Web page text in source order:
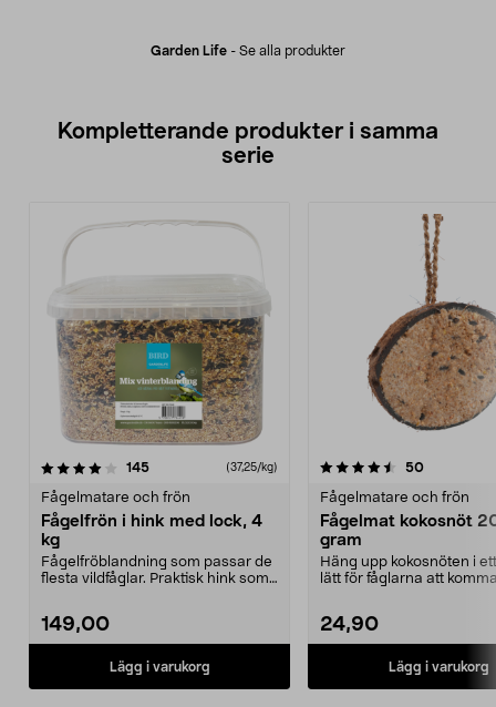
Garden Life - Se alla produkter
Kompletterande produkter i samma
serie
145recensioner (37,25/kg)
Fågelmatare och frön
Fågelfrön i hink med lock, 4
kg
Fågelfröblandning som passar de
flesta vildfåglar. Praktisk hink som
149,00
Lägg i varukorg
4.5av 5 stjärnor 50
Fågelmatare och frön
Fågelmat kokosnöt
gram
Häng upp kokosnöten i
lätt för fåglarna att
24,90
Lägg i varukorg
4.0av 5 stjärnor